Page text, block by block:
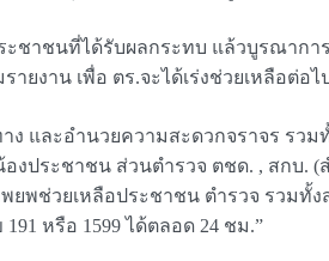
ชาชนที่ได้รับผลกระทบ แล้วบูรณาก
ยงาน เพื่อ ตร.จะได้เร่งช่วยเหลือต่อไป
และอำนวยความสะดวกจราจร รว
ประชาชน ส่วนตำรวจ ตชด. , สกบ. (
พช่วยเหลือประชาชน ตำรวจ รวมทั้
หรือ 1599 ได้ตลอด 24 ชม.”